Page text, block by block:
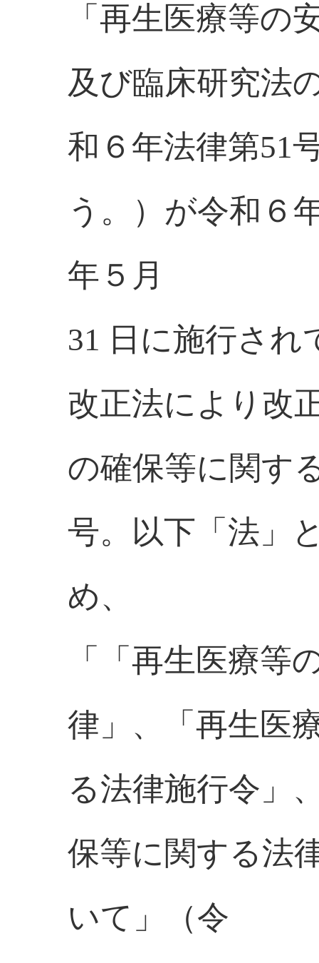
「再生医療等の
及び臨床研究法
和６年法律第51
う。）が令和６
年５月
31 日に施行さ
改正法により改
の確保等に関す
号。以下「法」
め、
「「再生医療等
律」、「再生医
る法律施行令」
保等に関する法
いて」（令